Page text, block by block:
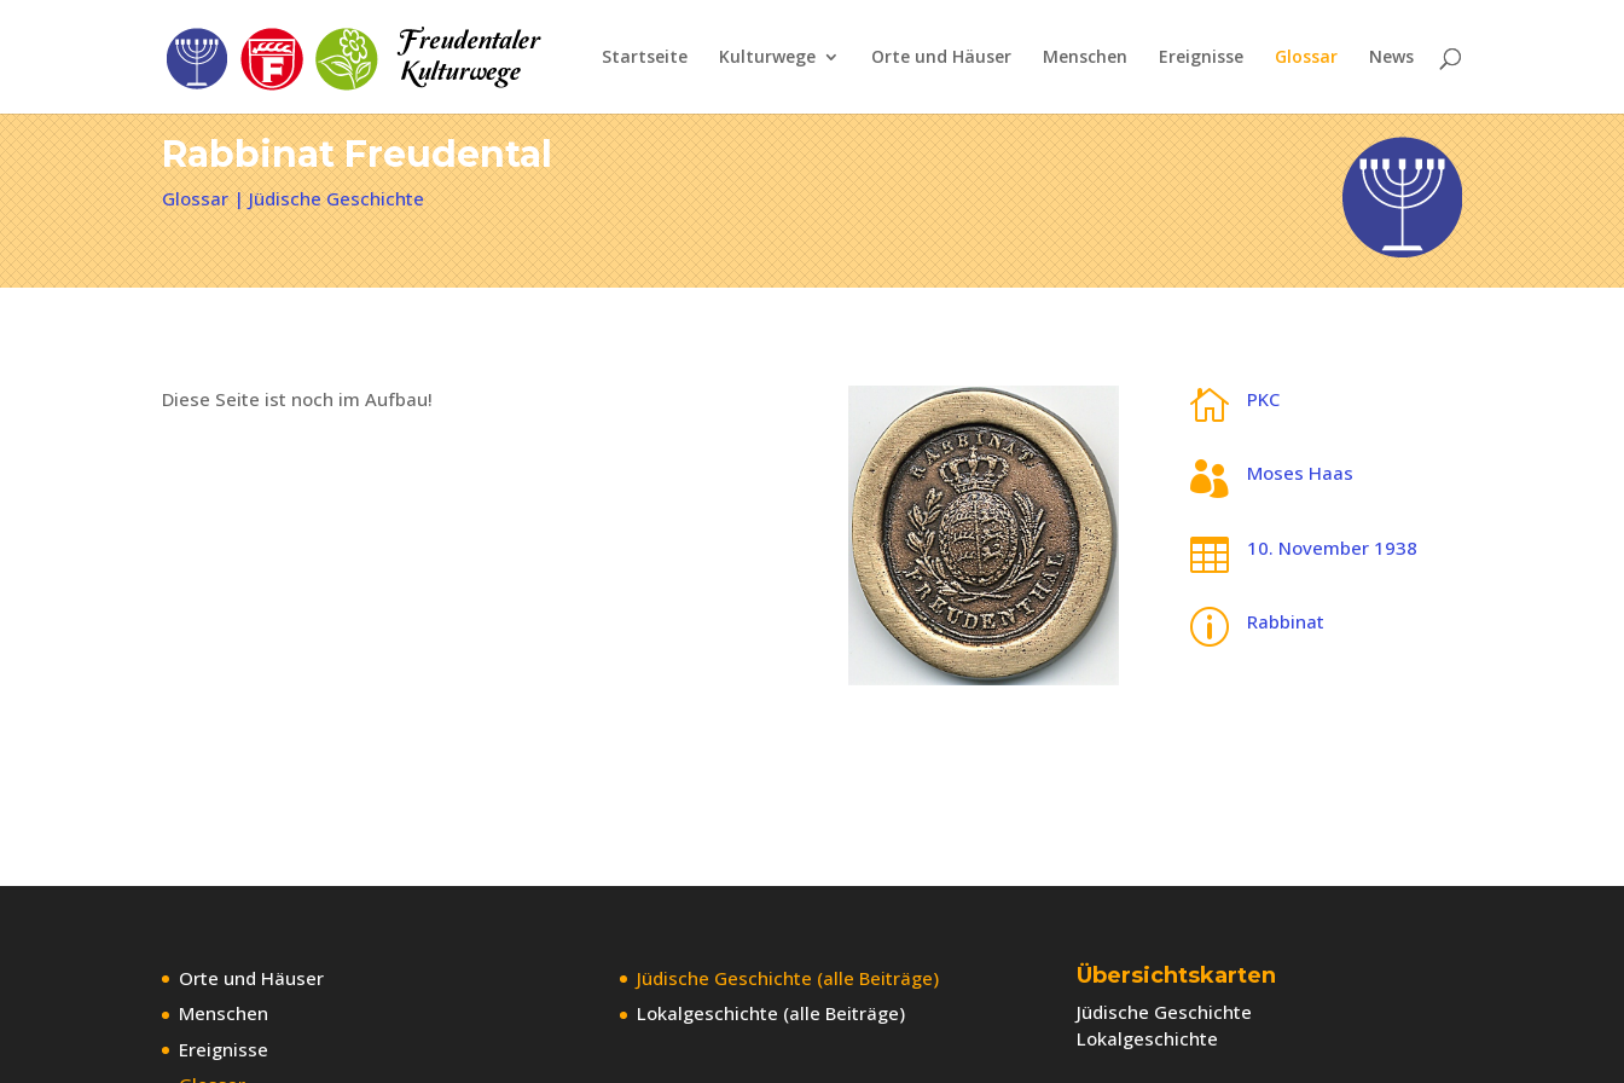
Startseite Kulturwege Orte und Häuser Menschen Ereignisse Glossar News
Rabbinat Freudental
Glossar | Jüdische Geschichte
Diese Seite ist noch im Aufbau!  PKC
 Moses Haas
 10. November 1938
p Rabbinat
Orte und Häuser
Menschen
Ereignisse
Jüdische Geschichte (alle Beiträge)
Lokalgeschichte (alle Beiträge)
Übersichtskarten
Jüdische Geschichte
Lokalgeschichte